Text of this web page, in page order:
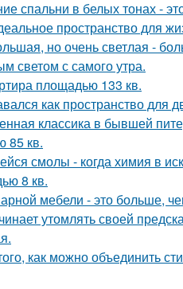
спальни в белых тонах -
пространство для
но очень светлая -
светом с самого утра.
площадью 133 кв.
как пространство для
классика в бывшей
85 кв.
смолы - когда химия в
8 кв.
мебели - это больше,
утомлять своей
как можно объединить